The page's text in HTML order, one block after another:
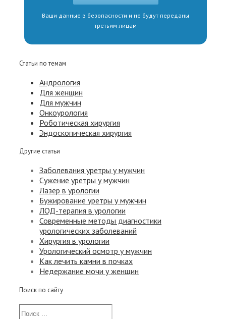
Ваши данные в безопасности и не будут переданы
третьим лицам
Статьи по темам
Андрология
Для женщин
Для мужчин
Онкоурология
Роботическая хирургия
Эндоскопическая хирургия
Другие статьи
Заболевания уретры у мужчин
Сужение уретры у мужчин
Лазер в урологии
Бужирование уретры у мужчин
ЛОД-терапия в урологии
Современные методы диагностики
урологических заболеваний
Хирургия в урологии
Урологический осмотр у мужчин
Как лечить камни в почках
Недержание мочи у женщин
Поиск по сайту